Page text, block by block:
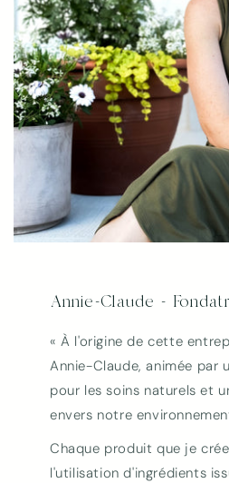
Annie-Claude -
« À l'origine de cette
Annie-Claude, animée par
pour les soins naturels et
envers notre
Chaque produit que je
l'utilisation d'ingrédients